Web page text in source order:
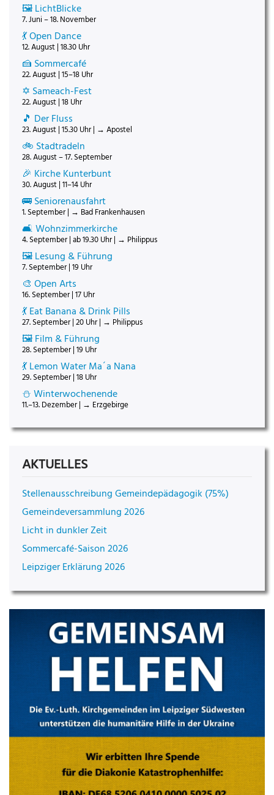
🖼️ LichtBlicke
7. Juni – 18. November
💃 Open Dance
12. August | 18.30 Uhr
🍰 Sommercafé
22. August | 15–18 Uhr
✡️ Sameach-Fest
22. August | 18 Uhr
🎵 Der Fluss
23. August | 15.30 Uhr | → Apostel
🚲 Stadtradeln
28. August – 17. September
🎉 Kirche Kunterbunt
30. August | 11–14 Uhr
🚌 Seniorenausfahrt
1. September | → Bad Frankenhausen
🛋️ Wohnzimmerkirche
4. September | ab 19.30 Uhr | → Philippus
🖼️ Lesung & Führung
7. September | 19 Uhr
🎨 Open Arts
16. September | 17 Uhr
💃 Eat Banana & Drink Pills
27. September | 20 Uhr | → Philippus
🖼️ Film & Führung
28. September | 19 Uhr
💃 Lemon Water Ma´a Nana
29. September | 18 Uhr
⛄ Winterwochenende
11.–13. Dezember | → Erzgebirge
AKTUELLES
Stellenausschreibung Gemeindepädagogik (75%)
Gemeindeversammlung 2026
Licht in dunkler Zeit
Sommercafé-Saison 2026
Leipziger Erklärung 2026